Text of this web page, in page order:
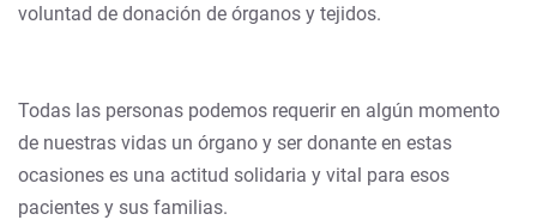
voluntad de donación de órganos y tejidos.
Todas las personas podemos requerir en algún momento
de nuestras vidas un órgano y ser donante en estas
ocasiones es una actitud solidaria y vital para esos
pacientes y sus familias.